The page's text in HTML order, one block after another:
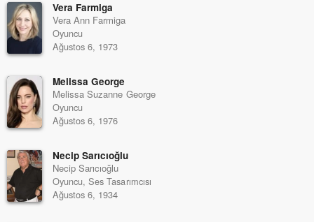
Vera Farmiga
Vera Ann Farmiga
Oyuncu
Ağustos 6, 1973
Melissa George
Melissa Suzanne George
Oyuncu
Ağustos 6, 1976
Necip Sarıcıoğlu
Necip Sarıcıoğlu
Oyuncu, Ses Tasarımcısı
Ağustos 6, 1934